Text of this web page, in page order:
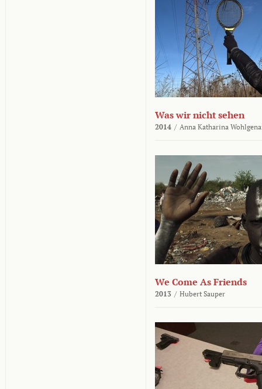
Was wir nicht sehen
2014 / Anna Katharina
We Come As Friends
2013 / Hubert Sauper